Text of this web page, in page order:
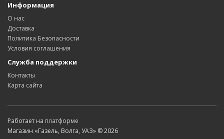
Информация
О нас
Доставка
Политика Безопасности
Условия соглашения
Служба поддержки
Контакты
Карта сайта
Работает на платформе
Магазин «Газель, Волга, УАЗ» © 2026